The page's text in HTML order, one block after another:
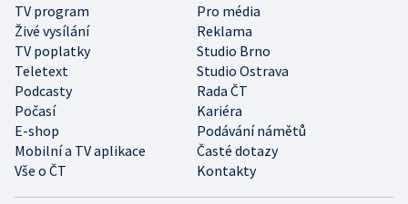
TV program
Pro média
Živé vysílání
Reklama
TV poplatky
Studio Brno
Teletext
Studio Ostrava
Podcasty
Rada ČT
Počasí
Kariéra
E-shop
Podávání námětů
Mobilní a TV aplikace
Časté dotazy
Vše o ČT
Kontakty